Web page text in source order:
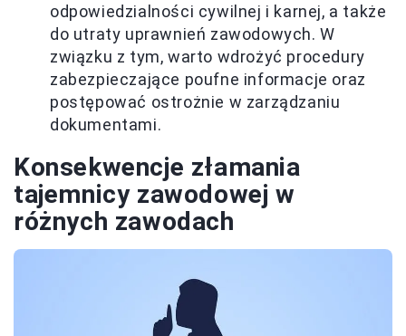
odpowiedzialności cywilnej i karnej, a także
do utraty uprawnień zawodowych. W
związku z tym, warto wdrożyć procedury
zabezpieczające poufne informacje oraz
postępować ostrożnie w zarządzaniu
dokumentami.
Konsekwencje złamania
tajemnicy zawodowej w
różnych zawodach